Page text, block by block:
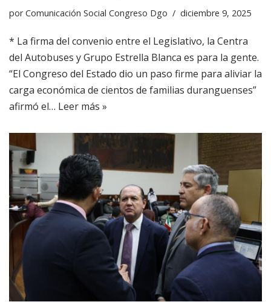
porComunicación Social Congreso Dgo diciembre 9, 2025
* La firma del convenio entre el Legislativo, la Centra
del Autobuses y Grupo Estrella Blanca es para la gente.
“El Congreso del Estado dio un paso firme para aliviar la
carga económica de cientos de familias duranguenses”
afirmó el… Leer más »